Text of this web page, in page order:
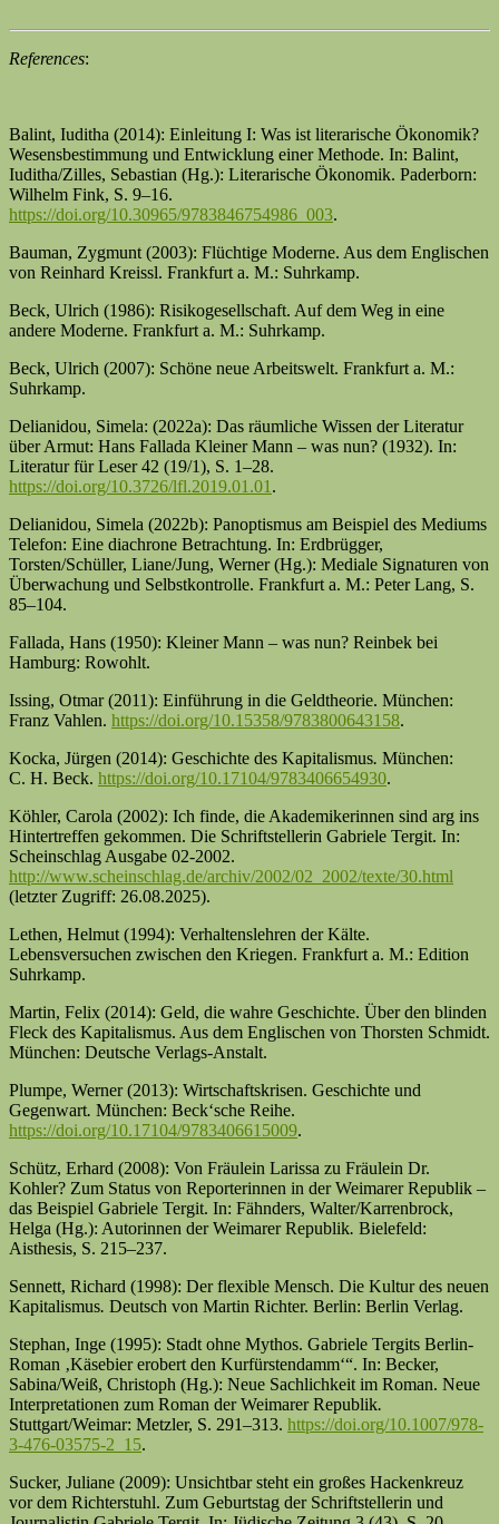
References:
Balint, Iuditha (2014): Einleitung I: Was ist literarische Ökonomik?
Wesensbestimmung und Entwicklung einer Methode. In: Balint,
Iuditha/Zilles, Sebastian (Hg.): Literarische Ökonomik. Paderborn:
Wilhelm Fink, S. 9–16.
https://doi.org/10.30965/9783846754986_003.
Bauman, Zygmunt (2003): Flüchtige Moderne. Aus dem Englischen
von Reinhard Kreissl. Frankfurt a. M.: Suhrkamp.
Beck, Ulrich (1986): Risikogesellschaft. Auf dem Weg in eine
andere Moderne. Frankfurt a. M.: Suhrkamp.
Beck, Ulrich (2007): Schöne neue Arbeitswelt. Frankfurt a. M.:
Suhrkamp.
Delianidou, Simela: (2022a): Das räumliche Wissen der Literatur
über Armut: Hans Fallada Kleiner Mann – was nun? (1932). In:
Literatur für Leser 42 (19/1), S. 1–28.
https://doi.org/10.3726/lfl.2019.01.01 .
Delianidou, Simela (2022b): Panoptismus am Beispiel des Mediums
Telefon: Eine diachrone Betrachtung. In: Erdbrügger,
Torsten/Schüller, Liane/Jung, Werner (Hg.): Mediale Signaturen von
Überwachung und Selbstkontrolle. Frankfurt a. M.: Peter Lang, S.
85–104.
Fallada, Hans (1950): Kleiner Mann – was nun? Reinbek bei
Hamburg: Rowohlt.
Issing, Otmar (2011): Einführung in die Geldtheorie. München:
Franz Vahlen. https://doi.org/10.15358/9783800643158.
Kocka, Jürgen (2014): Geschichte des Kapitalismus. München:
C. H. Beck. https://doi.org/10.17104/9783406654930.
Köhler, Carola (2002): Ich finde, die Akademikerinnen sind arg ins
Hintertreffen gekommen. Die Schriftstellerin Gabriele Tergit. In:
Scheinschlag Ausgabe 02-2002.
http://www.scheinschlag.de/archiv/2002/02_2002/texte/30.html
(letzter Zugriff: 26.08.2025).
Lethen, Helmut (1994): Verhaltenslehren der Kälte.
Lebensversuchen zwischen den Kriegen. Frankfurt a. M.: Edition
Suhrkamp.
Martin, Felix (2014): Geld, die wahre Geschichte. Über den blinden
Fleck des Kapitalismus. Aus dem Englischen von Thorsten Schmidt.
München: Deutsche Verlags-Anstalt.
Plumpe, Werner (2013): Wirtschaftskrisen. Geschichte und
Gegenwart. München: Beck‘sche Reihe.
https://doi.org/10.17104/9783406615009.
Schütz, Erhard (2008): Von Fräulein Larissa zu Fräulein Dr.
Kohler? Zum Status von Reporterinnen in der Weimarer Republik –
das Beispiel Gabriele Tergit. In: Fähnders, Walter/Karrenbrock,
Helga (Hg.): Autorinnen der Weimarer Republik. Bielefeld:
Aisthesis, S. 215–237.
Sennett, Richard (1998): Der flexible Mensch. Die Kultur des neuen
Kapitalismus. Deutsch von Martin Richter. Berlin: Berlin Verlag.
Stephan, Inge (1995): Stadt ohne Mythos. Gabriele Tergits Berlin-
Roman ‚Käsebier erobert den Kurfürstendamm‘“. In: Becker,
Sabina/Weiß, Christoph (Hg.): Neue Sachlichkeit im Roman. Neue
Interpretationen zum Roman der Weimarer Republik.
Stuttgart/Weimar: Metzler, S. 291–313. https://doi.org/10.1007/978-
3-476-03575-2_15.
Sucker, Juliane (2009): Unsichtbar steht ein großes Hackenkreuz
vor dem Richterstuhl. Zum Geburtstag der Schriftstellerin und